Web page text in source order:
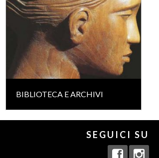
BIBLIOTECA E ARCHIVI
SEGUICI SU